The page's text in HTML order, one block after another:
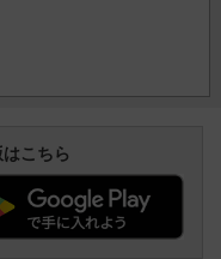
こちら